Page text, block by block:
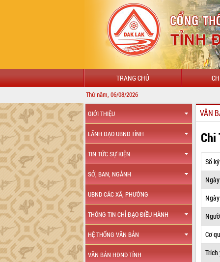
TRANG CHỦ
Thứ năm, 06/08/2026
GIỚI THIỆU
LÃNH ĐẠO UBND TỈNH
TIN TỨC SỰ KIỆN
SỞ, BAN, NGÀNH
UBND CÁC XÃ, PHƯỜNG
THÔNG TIN CHỈ ĐẠO ĐIỀU HÀNH
HỆ THỐNG VĂN BẢN
VĂN BẢN HĐND TỈNH
VĂN
Chi
Số
Cơ
Trích